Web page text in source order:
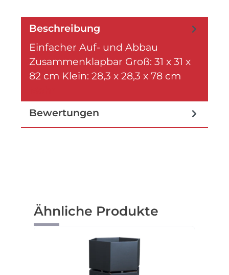
Beschreibung
Einfacher Auf- und Abbau
Zusammenklapbar Groß: 31 x 31 x
82 cm Klein: 28,3 x 28,3 x 78 cm
Bewertungen
Produktgalerie überspringen
Ähnliche Produkte